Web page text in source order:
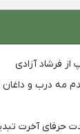
فرشاد آزادی
مه درب و داغان
حرفای آخرت